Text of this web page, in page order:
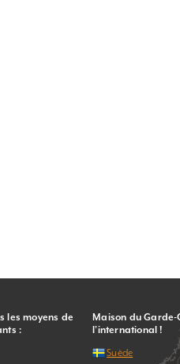
les moyens de
:
Maison du Garde-
l’international !
Suède